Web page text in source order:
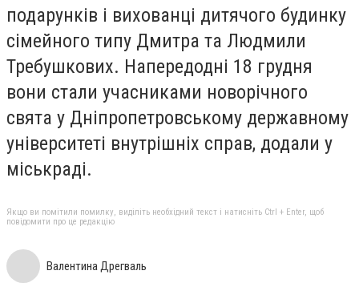
подарунків і вихованці дитячого будинку
сімейного типу Дмитра та Людмили
Требушкових. Напередодні 18 грудня
вони стали учасниками новорічного
свята у Дніпропетровському державному
університеті внутрішніх справ, додали у
міськраді.
Якщо ви помітили помилку, виділіть необхідний текст і натисніть Ctrl + Enter, щоб
повідомити про це редакцію
Валентина Дрегваль